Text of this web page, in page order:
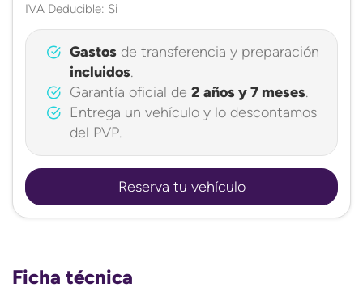
IVA Deducible: Si
Gastosde transferencia y preparación
incluidos.
Garantía oficial de 2 años y 7 meses.
Entrega un vehículo y lo descontamos
del PVP.
Reserva tu vehículo
Ficha técnica